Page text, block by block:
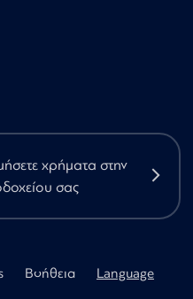
χρήματα στην
σας
Βοήθεια Language